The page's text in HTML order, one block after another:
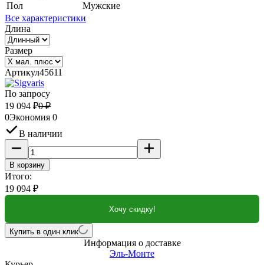
Пол
Мужские
Все характеристики
Длина
Размер
Артикул45611
По запросу
19 094 ₽0 ₽
0Экономия 0
В наличии
В корзину
Итого:
19 094 ₽
Хочу скидку!
Купить в один клик
Информация о доставке
Эль-Монте